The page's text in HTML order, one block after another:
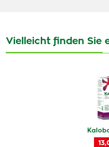
Vielleicht finden Sie